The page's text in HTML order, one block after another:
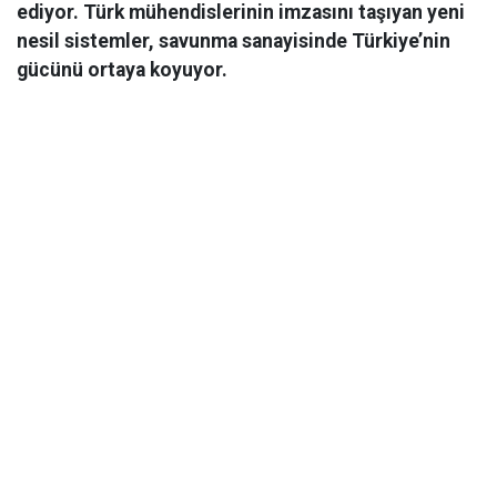
ediyor. Türk mühendislerinin imzasını taşıyan yeni
nesil sistemler, savunma sanayisinde Türkiye’nin
gücünü ortaya koyuyor.